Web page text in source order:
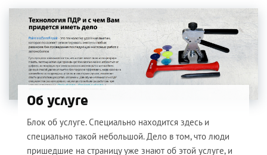
Об услуге
Блок об услуге. Специально находится здесь и
специально такой небольшой. Дело в том, что люди
пришедшие на страницу уже знают об этой услуге, и